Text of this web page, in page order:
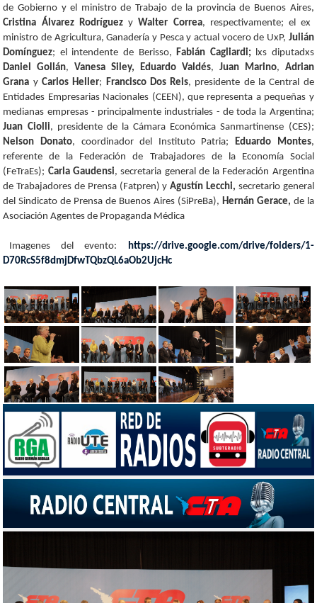
de Gobierno y el ministro de Trabajo de la provincia de Buenos Aires,
Cristina Álvarez Rodríguezy Walter Correa, respectivamente; el ex
ministro de Agricultura, Ganadería y Pesca y actual vocero de UxP, Julián
Domínguez; el intendente de Berisso,Fabián Cagliardi;lxs diputadxs
Daniel Gollán,Vanesa Siley, Eduardo Valdés, Juan Marino, Adrian
Grana yCarlos Heller; Francisco Dos Reis, presidente de la Central de
Entidades Empresarias Nacionales (CEEN), que representa a pequeñas y
medianas empresas - principalmente industriales - de toda la Argentina;
Juan Ciolli, presidente de la Cámara Económica Sanmartinense (CES);
Nelson Donato, coordinador del Instituto Patria; Eduardo Montes,
referente de la Federación de Trabajadores de la Economía Social
(FeTraEs); Carla Gaudensi, secretaria general de la Federación Argentina
de Trabajadores de Prensa (Fatpren) yAgustín Lecchi, secretario general
del Sindicato de Prensa de Buenos Aires (SiPreBa), Hernán Gerace, de la
Asociación Agentes de Propaganda Médica
Imagenes del evento: https://drive.google.com/drive/folders/1-
D70RcS5f8dmjDfwTQbzQL6aOb2UjcHc